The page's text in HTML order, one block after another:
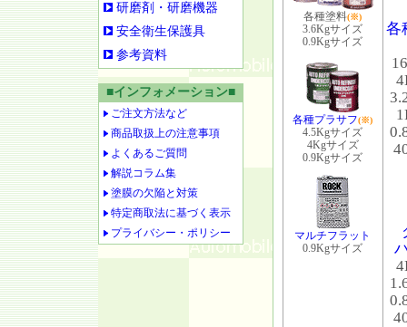
研磨剤・研磨機器
安全衛生保護具
参考資料
■インフォメーション■
ご注文方法など
商品取扱上の注意事項
よくあるご質問
解説コラム集
塗膜の欠陥と対策
特定商取法に基づく表示
プライバシー・ポリシー
各種塗料(※)
3.6Kgサイズ
0.9Kgサイズ
各種プラサフ(※)
4.5Kgサイズ
4Kgサイズ
0.9Kgサイズ
マルチフラット
0.9Kgサイズ
各